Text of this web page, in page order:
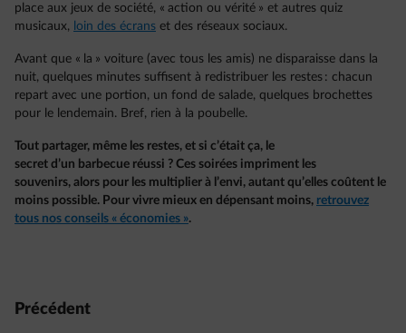
place aux jeux de société, « action ou vérité » et autres quiz
musicaux, loin des écrans et des réseaux sociaux.
Avant que « la » voiture (avec tous les amis) ne disparaisse dans la
nuit, quelques minutes suffisent à redistribuer les restes : chacun
repart avec une portion, un fond de salade, quelques brochettes
pour le lendemain. Bref, rien à la poubelle.
Tout partager, même les restes, et si c’était ça, le
secret d’un barbecue réussi ? Ces soirées impriment les
souvenirs, alors pour les multiplier à l’envi, autant qu’elles coûtent le
moins possible. Pour vivre mieux en dépensant moins, retrouvez
tous nos conseils « économies ».
Précédent